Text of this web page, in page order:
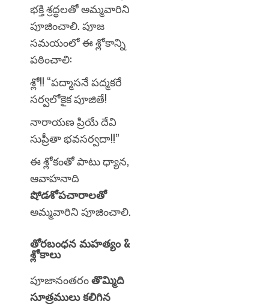
భక్తి శ్రద్ధలతో అమ్మవారిని
పూజించాలి. పూజ
సమయంలో ఈ శ్లోకాన్ని
పఠించాలి:
శ్లో!! “పద్మాసనే పద్మకరే
సర్వలోకైక పూజితే!
నారాయణ ప్రియే దేవి
సుప్రీతా భవసర్వదా!!”
ఈ శ్లోకంతో పాటు ధ్యాన,
ఆవాహనాది
షోడశోపచారాలతో
అమ్మవారిని పూజించాలి.
తోరబంధన మహత్యం &
శ్లోకాలు
పూజానంతరంతొమ్మిది
సూత్రములు కలిగిన